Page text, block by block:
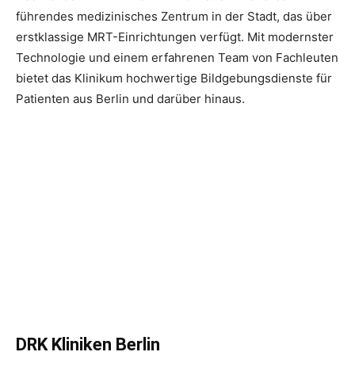
führendes medizinisches Zentrum in der Stadt, das über
erstklassige MRT-Einrichtungen verfügt. Mit modernster
Technologie und einem erfahrenen Team von Fachleuten
bietet das Klinikum hochwertige Bildgebungsdienste für
Patienten aus Berlin und darüber hinaus.
DRK Kliniken Berlin